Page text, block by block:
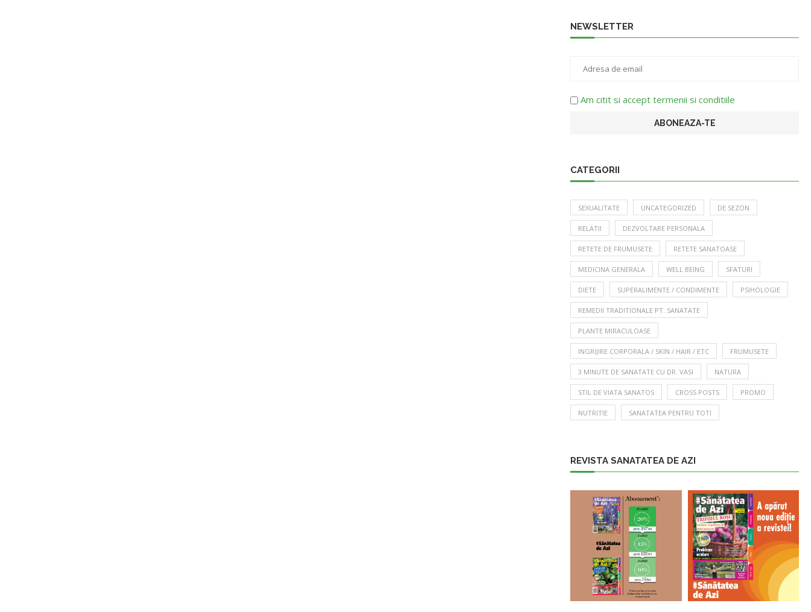
NEWSLETTER
Am citit si accept termenii si conditiile
CATEGORII
SEXUALITATE UNCATEGORIZED DE SEZON
RELATII DEZVOLTARE PERSONALA
RETETE DE FRUMUSETE RETETE SANATOASE
MEDICINA GENERALA WELL BEING SFATURI
DIETE SUPERALIMENTE / CONDIMENTE PSIHOLOGIE
REMEDII TRADITIONALE PT. SANATATE
PLANTE MIRACULOASE
INGRIJIRE CORPORALA / SKIN / HAIR / ETC FRUMUSETE
3 MINUTE DE SANATATE CU DR. VASI NATURA
STIL DE VIATA SANATOS CROSS POSTS PROMO
NUTRITIE SANATATEA PENTRU TOTI
REVISTA SANATATEA DE AZI